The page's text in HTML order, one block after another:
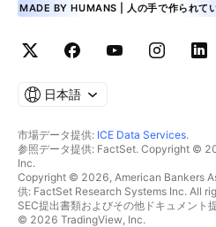
MADE BY HUMANS | 人の手で作られて
日本語
市場データ提供: ICE Data Services.
参照データ提供: FactSet. Copyright ©
Inc.
Copyright © 2026, American Bankers
供: FactSet Research Systems Inc. All
SEC提出書類およびその他ドキュメント
© 2026 TradingView, Inc.